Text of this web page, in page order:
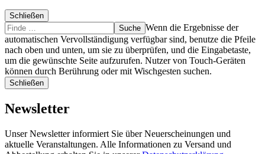
Schließen
Suche
Finde
…
Wenn die Ergebnisse der
automatischen Vervollständigung verfügbar sind, benutze die Pfeile
nach oben und unten, um sie zu überprüfen, und die Eingabetaste,
um die gewünschte Seite aufzurufen. Nutzer von Touch-Geräten
können durch Berührung oder mit Wischgesten suchen.
Schließen
Newsletter
Unser Newsletter informiert Sie über Neuerscheinungen und
aktuelle Veranstaltungen. Alle Informationen zu Versand und